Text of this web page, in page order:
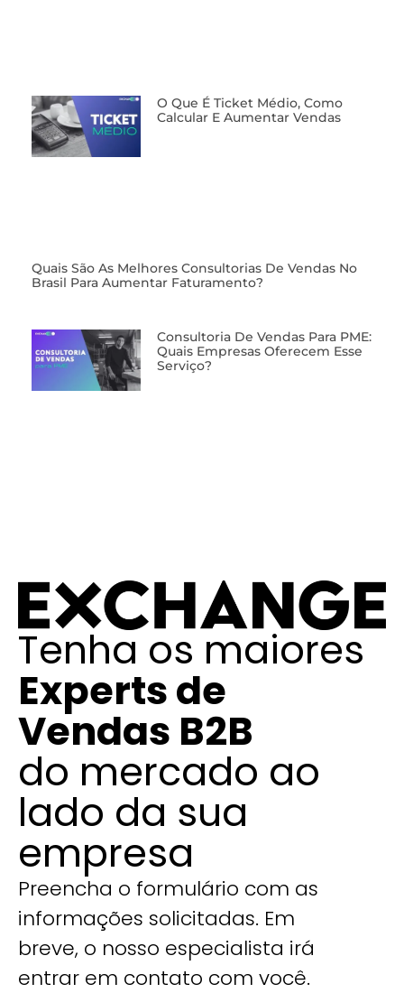
O Que É Ticket Médio, Como
Calcular E Aumentar Vendas
⁠Quais São As Melhores Consultorias De Vendas No
Brasil Para Aumentar Faturamento?
⁠Consultoria De Vendas Para PME:
Quais Empresas Oferecem Esse
Serviço?
Tenha os maiores
Experts de
Vendas B2B
do mercado ao
lado da sua
empresa
Preencha o formulário com as
informações solicitadas. Em
breve, o nosso especialista irá
entrar em contato com você.